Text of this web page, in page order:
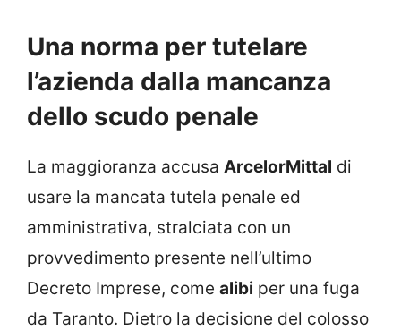
Una norma per tutelare
l’azienda dalla mancanza
dello scudo penale
La maggioranza accusa ArcelorMittal di
usare la mancata tutela penale ed
amministrativa, stralciata con un
provvedimento presente nell’ultimo
Decreto Imprese, come alibi per una fuga
da Taranto. Dietro la decisione del colosso